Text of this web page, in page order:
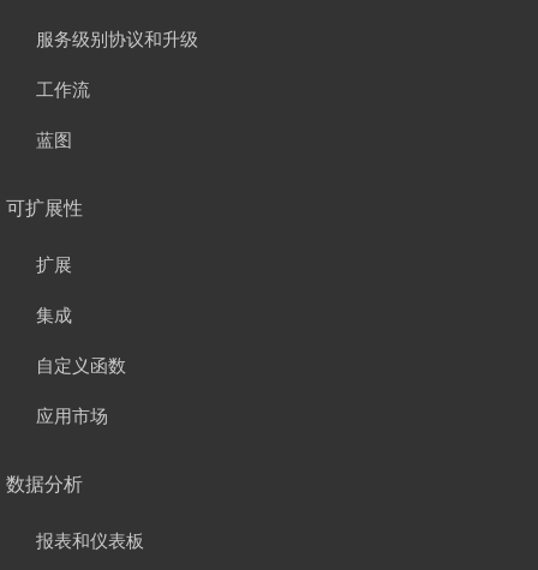
服务级别协议和升级
工作流
蓝图
可扩展性
扩展
集成
自定义函数
应用市场
数据分析
报表和仪表板